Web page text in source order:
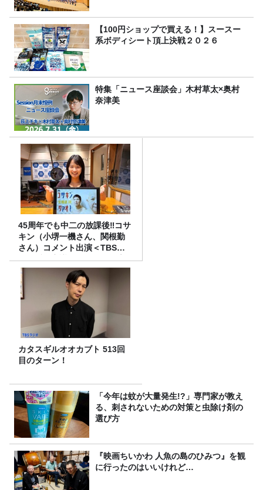
【100円ショップで買える！】スースー
系ボディシート頂上決戦２０２６
特集「ニュース座談会」木村草太×奥村
奈津美
45周年でも中二の放課後‼コサ
キン（小堺一機さん、関根勤
さん）コメント出演＜TBSラ
ジオ番組審議会からのご報告
＞
カタスギルオオカブト 513回
目のターン！
「今年は蚊が大量発生!?」専門家が教え
る、刺されないための対策と虫除け剤の
選び方
『映画ちいかわ 人魚の島のひみつ』を観
に行ったのはいいけれど…